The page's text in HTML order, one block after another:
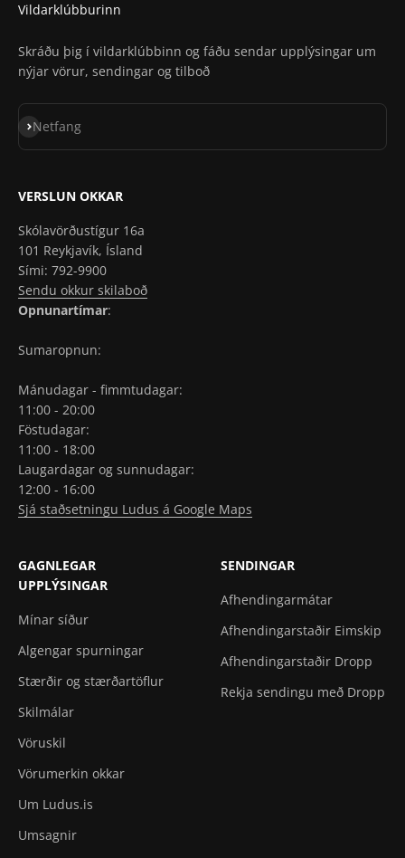
Vildarklúbburinn
Skráðu þig í vildarklúbbinn og fáðu sendar upplýsingar um
nýjar vörur, sendingar og tilboð
Netfang
Skrá á póstlista
VERSLUN OKKAR
Skólavörðustígur 16a
101 Reykjavík, Ísland
Sími: 792-9900
Sendu okkur skilaboð
Opnunartímar:
Sumaropnun:
Mánudagar - fimmtudagar:
11:00 - 20:00
Föstudagar:
11:00 - 18:00
Laugardagar og sunnudagar:
12:00 - 16:00
Sjá staðsetningu Ludus á Google Maps
GAGNLEGAR
UPPLÝSINGAR
Mínar síður
Algengar spurningar
Stærðir og stærðartöflur
Skilmálar
Vöruskil
Vörumerkin okkar
Um Ludus.is
Umsagnir
SENDINGAR
Afhendingarmátar
Afhendingarstaðir Eimskip
Afhendingarstaðir Dropp
Rekja sendingu með Dropp